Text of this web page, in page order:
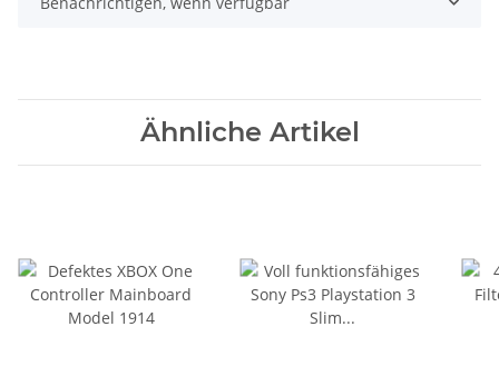
Ähnliche Artikel